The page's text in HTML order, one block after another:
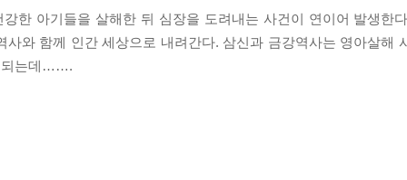
한 아기들을 살해한 뒤 심장을 도려내는 사건이 연이어 발생한
와 함께 인간 세상으로 내려간다. 삼신과 금강역사는 영아살해
되는데…….